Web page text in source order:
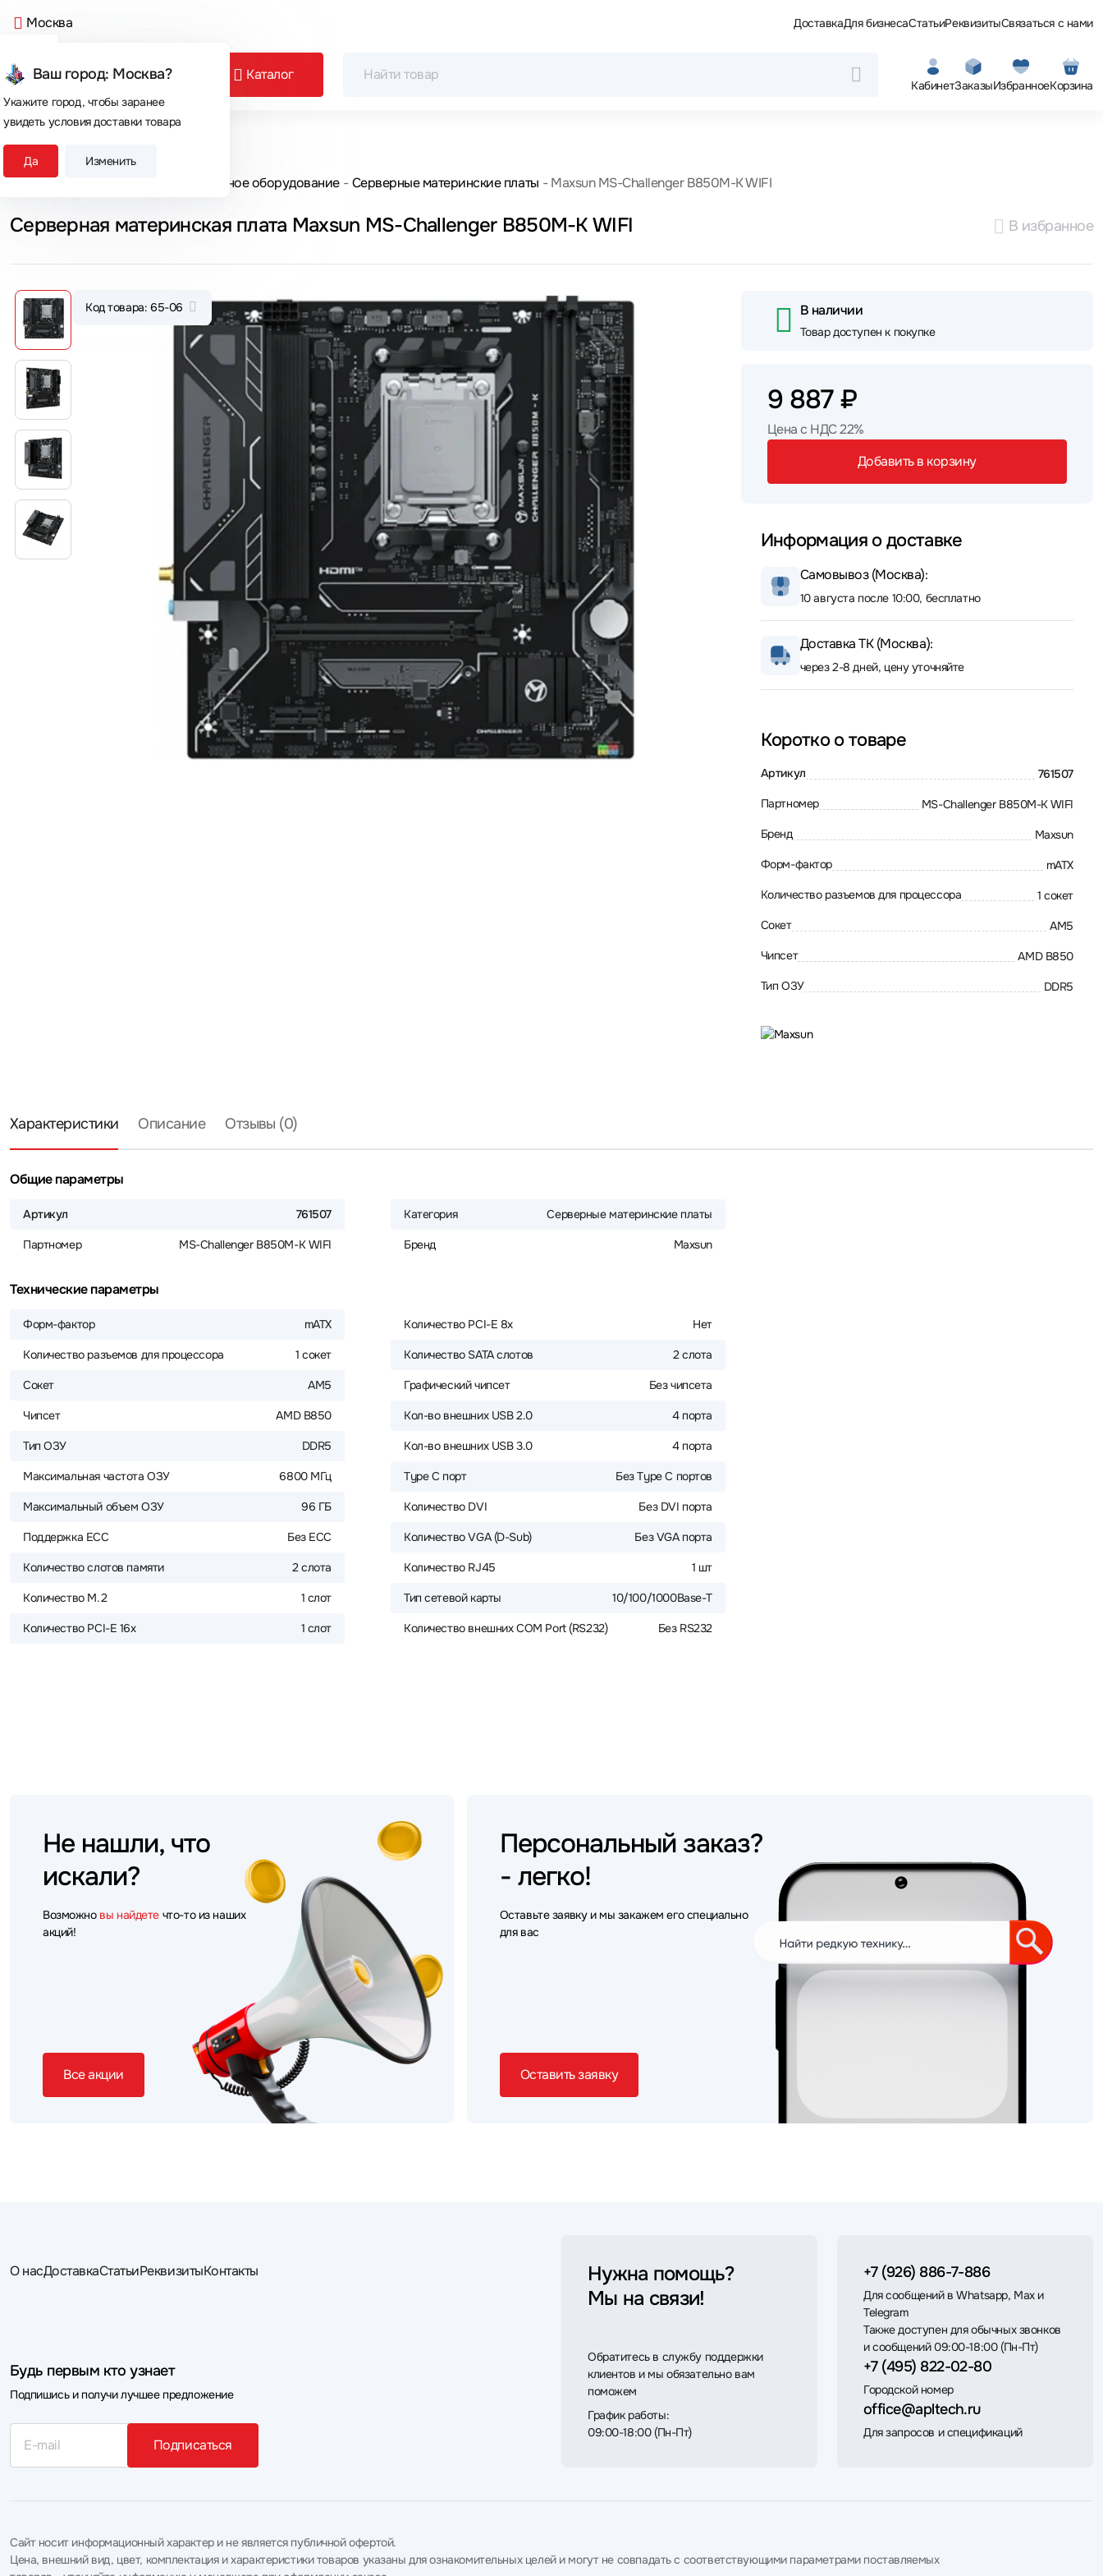
Москва
Ваш город: Москва?
Укажите город, чтобы заранее
увидеть условия доставки товара
Да Изменить
ДоставкаДля бизнесаСтатьиРеквизитыСвязаться с нами
Каталог
КабинетЗаказыИзбранноеКорзина
Сегодня покупают
Главная Серверное оборудование Серверные материнские платы Maxsun MS-Challenger B850M-K WIFI
Серверная материнская плата Maxsun MS-Challenger B850M-K WIFI В избранное
Код товара: 65-06 В наличии
Товар доступен к покупке
9 887 ₽
Цена с НДС 22%
Добавить в корзину
Информация о доставке
Самовывоз (Москва):
10 августа после 10:00, бесплатно
Доставка ТК (Москва):
через 2-8 дней, цену уточняйте
Коротко о товаре
Артикул 761507
Партномер MS-Challenger B850M-K WIFI
Бренд Maxsun
Форм-фактор mATX
Количество разъемов для процессора 1 сокет
Сокет AM5
Чипсет AMD B850
Тип ОЗУ DDR5
Характеристики Описание Отзывы (0)
Общие параметры
Артикул 761507
Партномер MS-Challenger B850M-K WIFI
Категория Серверные материнские платы
Бренд Maxsun
Технические параметры
Форм-фактор mATX
Количество разъемов для процессора 1 сокет
Сокет AM5
Чипсет AMD B850
Тип ОЗУ DDR5
Максимальная частота ОЗУ 6800 МГц
Максимальный объем ОЗУ 96 ГБ
Поддержка ECC Без ECC
Количество слотов памяти 2 слота
Количество M.2 1 слот
Количество PCI-E 16x 1 слот
Количество PCI-E 8x Нет
Количество SATA слотов 2 слота
Графический чипсет Без чипсета
Кол-во внешних USB 2.0 4 порта
Кол-во внешних USB 3.0 4 порта
Type C порт Без Type C портов
Количество DVI Без DVI порта
Количество VGA (D-Sub) Без VGA порта
Количество RJ45 1 шт
Тип сетевой карты 10/100/1000Base-T
Количество внешних COM Port (RS232) Без RS232
Не нашли, что
искали?
Возможно вы найдете что-то из наших
акций!
Все акции
Персональный заказ?
- легко!
Оставьте заявку и мы закажем его специально
для вас
Оставить заявку
О насДоставкаСтатьиРеквизитыКонтакты
Будь первым кто узнает
Подпишись и получи лучшее предложение
Подписаться
Нужна помощь?
Мы на связи!
Обратитесь в службу поддержки
клиентов и мы обязательно вам
поможем
График работы:
09:00-18:00 (Пн-Пт)
+7 (926) 886-7-886
Для сообщений в Whatsapp, Max и
Telegram
Также доступен для обычных звонков
и сообщений 09:00-18:00 (Пн-Пт)
+7 (495) 822-02-80
Городской номер
office@apltech.ru
Для запросов и спецификаций
Сайт носит информационный характер и не является публичной офертой.
Цена, внешний вид, цвет, комплектация и характеристики товаров указаны для ознакомительных целей и могут не совпадать с соответствующими параметрами поставляемых